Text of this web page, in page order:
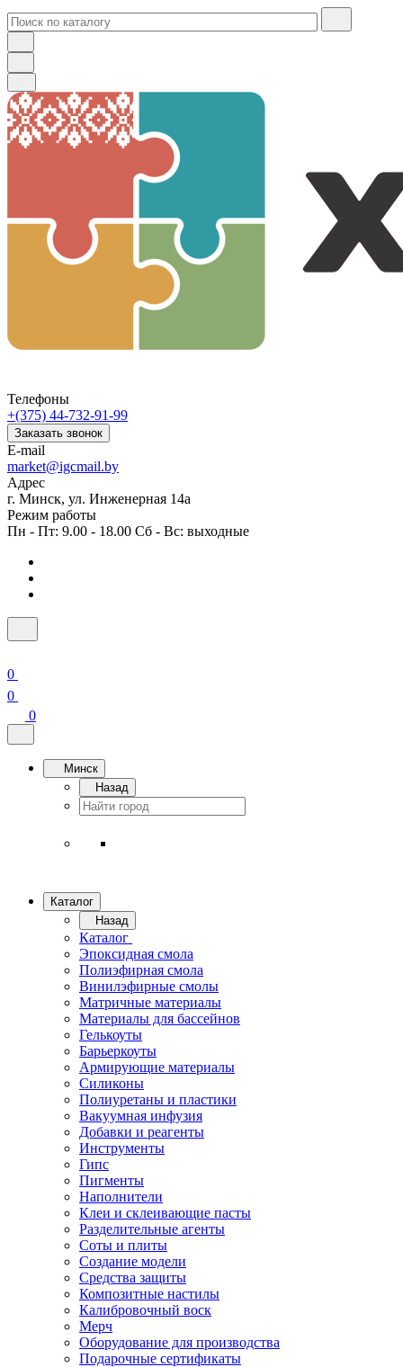
Телефоны
+(375) 44-732-91-99
Заказать звонок
E-mail
market@igcmail.by
Адрес
г. Минск, ул. Инженерная 14а
Режим работы
Пн - Пт: 9.00 - 18.00 Сб - Вс: выходные
0
0
0
Минск
Назад
Каталог
Назад
Каталог
Эпоксидная смола
Полиэфирная смола
Винилэфирные смолы
Матричные материалы
Материалы для бассейнов
Гелькоуты
Барьеркоуты
Армирующие материалы
Силиконы
Полиуретаны и пластики
Вакуумная инфузия
Добавки и реагенты
Инструменты
Гипс
Пигменты
Наполнители
Клеи и склеивающие пасты
Разделительные агенты
Соты и плиты
Создание модели
Средства защиты
Композитные настилы
Калибровочный воск
Мерч
Оборудование для производства
Подарочные сертификаты